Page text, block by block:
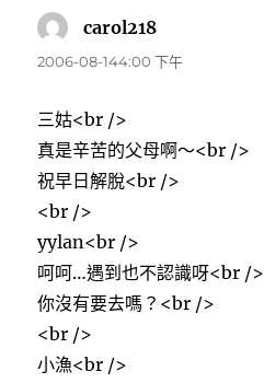
carol218
示:
2006-08-144:00 下午
三姑<br />
真是辛苦的父母啊～<br />
祝早日解脫<br />
<br />
yylan<br />
呵呵…遇到也不認識呀<br />
你沒有要去嗎？<br />
<br />
小漁<br />